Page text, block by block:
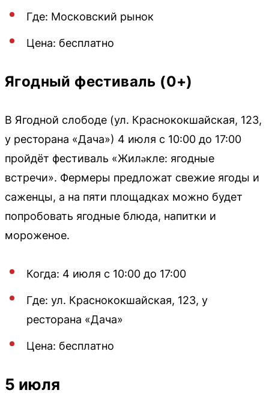
Где: Московский рынок
Цена: бесплатно
Ягодный фестиваль (0+)
В Ягодной слободе (ул. Краснококшайская, 123,
у ресторана «Дача») 4 июля с 10:00 до 17:00
пройдёт фестиваль «Жиләкле: ягодные
встречи». Фермеры предложат свежие ягоды и
саженцы, а на пяти площадках можно будет
попробовать ягодные блюда, напитки и
мороженое.
Когда: 4 июля с 10:00 до 17:00
Где: ул. Краснококшайская, 123, у
ресторана «Дача»
Цена: бесплатно
5 июля